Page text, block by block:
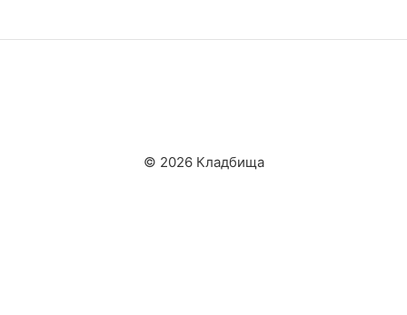
© 2026 Кладбища